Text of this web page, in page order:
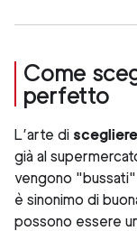
Come
perfetto
L’arte di
già al
vengono
è sinonimo di
possono essere